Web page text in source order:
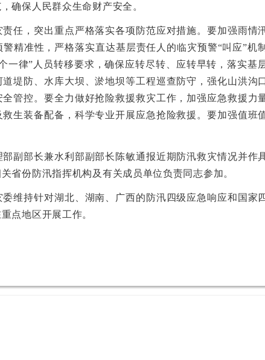
确保人民群众生命财产安全。
，突出重点严格落实各项防范应对措施。要加强雨情
精准性，严格落实直达基层责任人的临灾预警“叫应”
一律”人员转移要求，确保应转尽转、应转早转，落实
堤防、水库大坝、淤地坝等工程巡查防守，强化山洪沟
管控。要全力做好抢险救援救灾工作，加强应急救援力
生装备配备，科学专业开展应急抢险救援。要加强值班
部长兼水利部副部长陈敏通报近期防汛救灾情况并作
省份防汛指挥机构及有关成员单位负责同志参加。
持针对湖北、湖南、广西的防汛四级应急响应和国家
点地区开展工作。